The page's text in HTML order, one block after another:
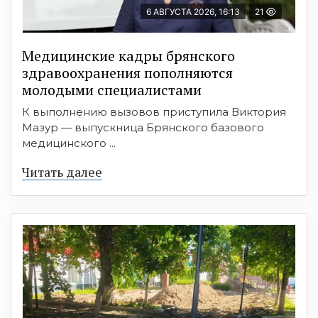
6 АВГУСТА 2026, 16:13 21
Медицинские кадры брянского
здравоохранения пополняются
молодыми специалистами
К выполнению вызовов приступила Виктория
Мазур — выпускница Брянского базового
медицинского ...
Читать далее